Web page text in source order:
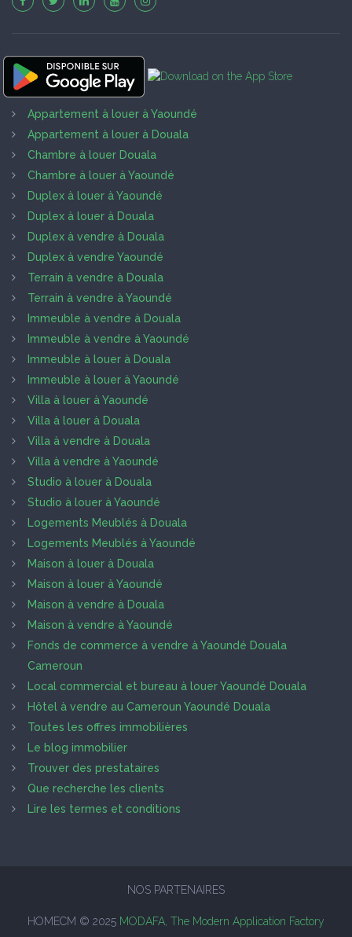
Appartement à louer à Yaoundé
Appartement à louer à Douala
Chambre à louer Douala
Chambre à louer à Yaoundé
Duplex à louer à Yaoundé
Duplex à louer à Douala
Duplex à vendre à Douala
Duplex à vendre Yaoundé
Terrain à vendre à Douala
Terrain à vendre à Yaoundé
Immeuble à vendre à Douala
Immeuble à vendre à Yaoundé
Immeuble à louer à Douala
Immeuble à louer à Yaoundé
Villa à louer à Yaoundé
Villa à louer à Douala
Villa à vendre à Douala
Villa à vendre à Yaoundé
Studio à louer à Douala
Studio à louer à Yaoundé
Logements Meublés à Douala
Logements Meublés à Yaoundé
Maison à louer à Douala
Maison à louer à Yaoundé
Maison à vendre à Douala
Maison à vendre à Yaoundé
Fonds de commerce à vendre à Yaoundé Douala
Cameroun
Local commercial et bureau à louer Yaoundé Douala
Hôtel à vendre au Cameroun Yaoundé Douala
Toutes les offres immobilières
Le blog immobilier
Trouver des prestataires
Que recherche les clients
Lire les termes et conditions
NOS PARTENAIRES
HOMECM © 2025 MODAFA, The Modern Application Factory